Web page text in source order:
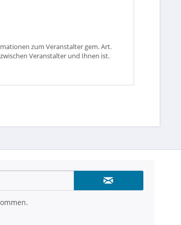
zum Veranstalter gem. Art.
Veranstalter und Ihnen ist.